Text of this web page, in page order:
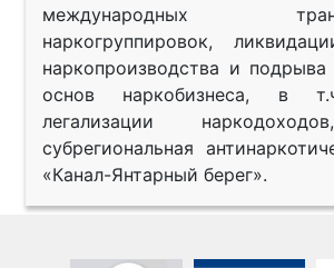
международных
наркогруппировок,
наркопроизводства и подрыва
основ наркобизнеса, в
легализации
субрегиональная
«Канал-Янтарный берег».